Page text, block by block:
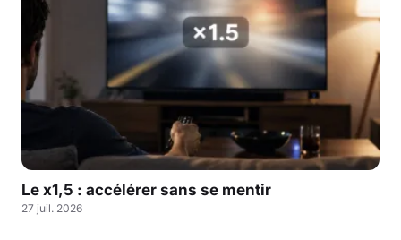
Le x1,5 : accélérer sans se mentir
27 juil. 2026